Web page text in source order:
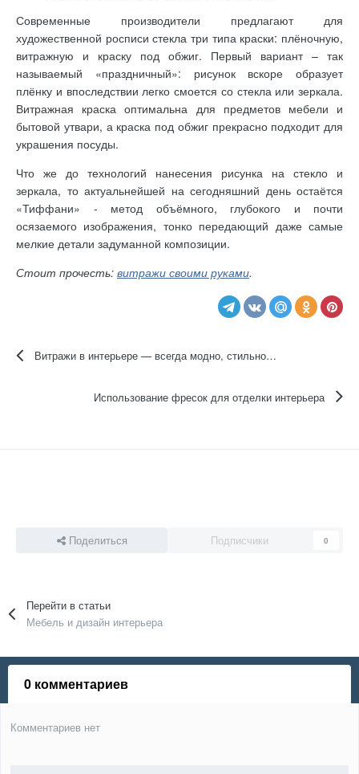
Современные производители предлагают для
художественной росписи стекла три типа краски: плёночную,
витражную и краску под обжиг. Первый вариант – так
называемый «праздничный»: рисунок вскоре образует
плёнку и впоследствии легко смоется со стекла или зеркала.
Витражная краска оптимальна для предметов мебели и
бытовой утвари, а краска под обжиг прекрасно подходит для
украшения посуды.
Что же до технологий нанесения рисунка на стекло и
зеркала, то актуальнейшей на сегодняшний день остаётся
«Тиффани» - метод объёмного, глубокого и почти
осязаемого изображения, тонко передающий даже самые
мелкие детали задуманной композиции.
Стоит прочесть: витражи своими руками.
Витражи в интерьере — всегда модно, стильно, эксклюзивно
Использование фресок для отделки интерьера
Поделиться Подписчики 0
Перейти в статьи
Мебель и дизайн интерьера
0 комментариев
Комментариев нет